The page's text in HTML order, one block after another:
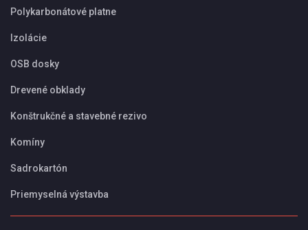
Polykarbonátové platne
Izolácie
OSB dosky
Drevené obklady
Konštrukčné a stavebné rezivo
Komíny
Sadrokartón
Priemyselná výstavba